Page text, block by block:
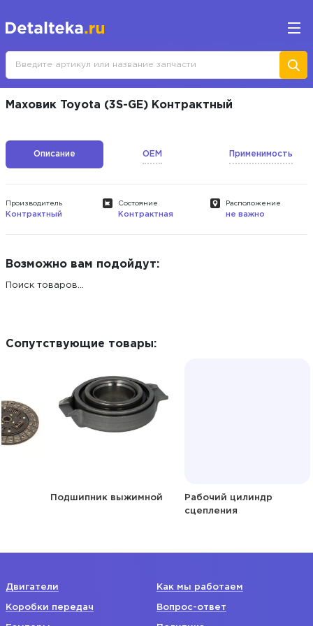
Маховик Toyota (3S-GE) Контрактный
Описание OEM Применимость
Производитель
Контрактный
Состояние
Контрактная
Расположение
не важно
Возможно вам подойдут:
Поиск товаров...
Сопутствующие товары:
Подшипник выжимной
Рабочий цилиндр
сцепления
Двигатели
Коробки передач
Как мы работаем
Вопрос-ответ